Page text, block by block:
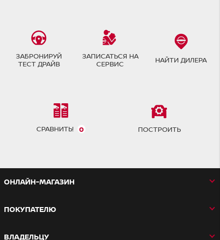
ЗАБРОНИРУЙ
ТЕСТ ДРАЙВ
ЗАПИСАТЬСЯ НА
СЕРВИС
НАЙТИ ДИЛЕРА
СРАВНИТЬ! 0 ПОСТРОИТЬ
ОНЛАЙН-МАГАЗИН
ПОКУПАТЕЛЮ
ВЛАДЕЛЬЦУ